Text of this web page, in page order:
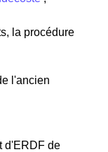
la procédure
l'ancien
d'ERDF de